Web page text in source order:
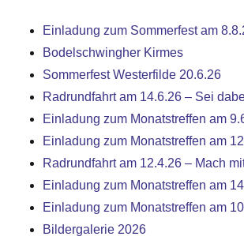
Einladung zum Sommerfest am
Bodelschwingher Kirmes
Sommerfest Westerfilde 20.6.26
Radrundfahrt am 14.6.26 – Sei
Einladung zum Monatstreffen am
Einladung zum Monatstreffen am
Radrundfahrt am 12.4.26 – Mach
Einladung zum Monatstreffen am
Einladung zum Monatstreffen am
Bildergalerie 2026